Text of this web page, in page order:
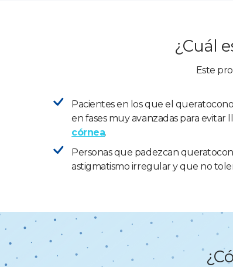
¿Cuál
Este
Pacientes en los que el
en fases muy avanzadas para evitar
córnea.
Personas que padezcan
astigmatismo irregular y que no